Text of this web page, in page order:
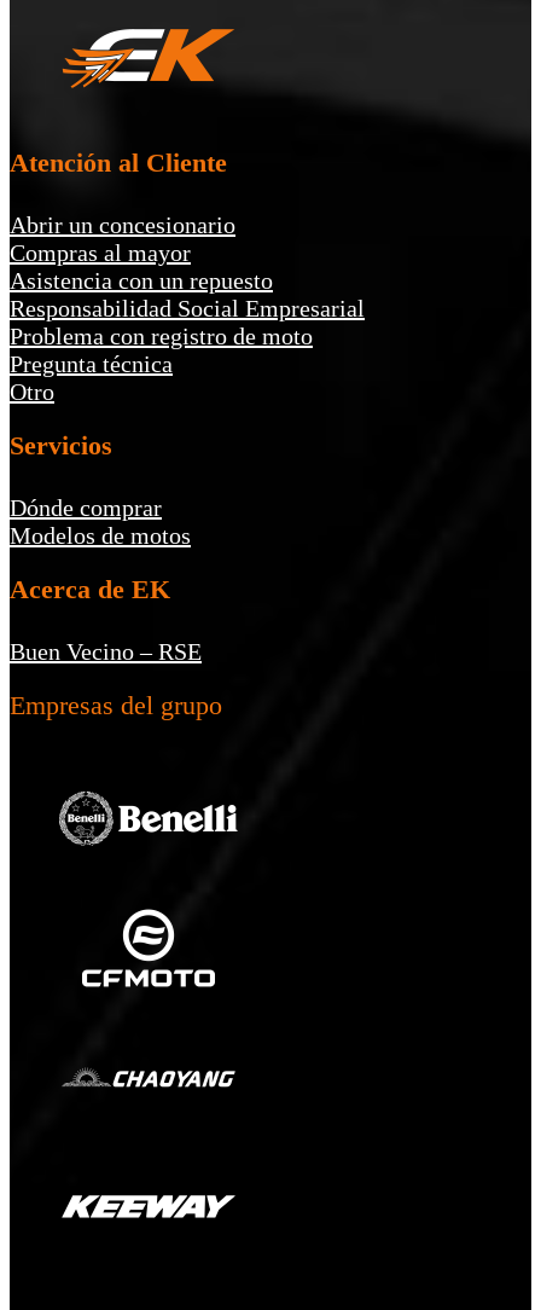
Atención al Cliente
Abrir un concesionario
Compras al mayor
Asistencia con un repuesto
Responsabilidad Social Empresarial
Problema con registro de moto
Pregunta técnica
Otro
Servicios
Dónde comprar
Modelos de motos
Acerca de EK
Buen Vecino – RSE
Empresas del grupo